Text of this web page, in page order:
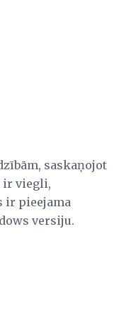
saskaņojot
ir viegli,
ir pieejama
versiju.